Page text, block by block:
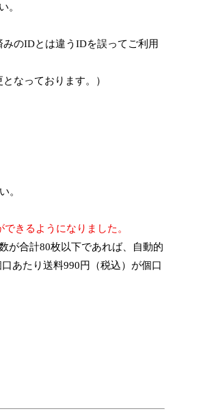
。
みのIDとは違う IDを誤ってご利用
となっており ます。 ）
。
できるようになりました。
が合計80枚以下であれば、
自動的
口あたり送料990円（税込）が個口